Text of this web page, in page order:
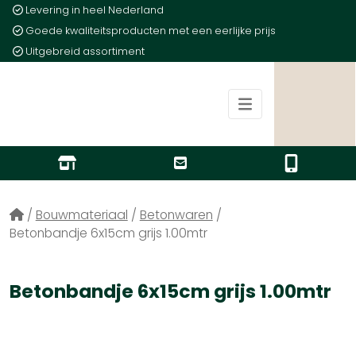
Levering in heel Nederland
Goede kwaliteitsproducten met een eerlijke prijs
Uitgebreid assortiment
/ Bouwmateriaal / Betonwaren /
Betonbandje 6x15cm grijs 1.00mtr
Betonbandje 6x15cm grijs 1.00mtr